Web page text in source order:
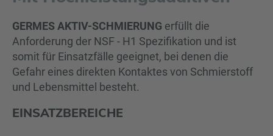
GERMES AKTIV-SCHMIERUNG erfüllt die
Anforderung der NSF - H1 Spezifikation und ist
somit für Einsatzfälle geeignet, bei denen die
Gefahr eines direkten Kontaktes von Schmierstoff
und Lebensmittel besteht.
EINSATZBEREICHE